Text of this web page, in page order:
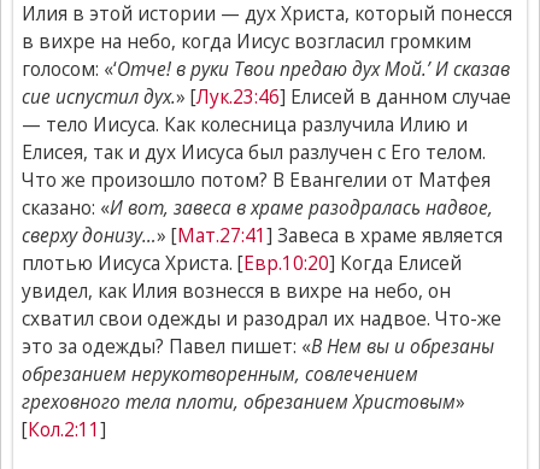
Илия в этой истории — дух Христа, который понесся
в вихре на небо, когда Иисус возгласил громким
голосом: «‘Отче! в руки Твои предаю дух Мой.’ И сказав
сие испустил дух.» [Лук.23:46] Елисей в данном случае
— тело Иисуса. Как колесница разлучила Илию и
Елисея, так и дух Иисуса был разлучен с Его телом.
Что же произошло потом? В Евангелии от Матфея
сказано: «И вот, завеса в храме разодралась надвое,
сверху донизу…» [Мат.27:41] Завеса в храме является
плотью Иисуса Христа. [Евр.10:20] Когда Елисей
увидел, как Илия вознесся в вихре на небо, он
схватил свои одежды и разодрал их надвое. Что-же
это за одежды? Павел пишет: «В Нем вы и обрезаны
обрезанием нерукотворенным, совлечением
греховного тела плоти, обрезанием Христовым»
[Кол.2:11]